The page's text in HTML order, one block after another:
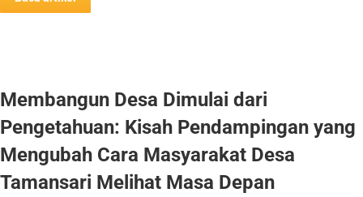
Membangun Desa Dimulai dari
Pengetahuan: Kisah Pendampingan yang
Mengubah Cara Masyarakat Desa
Tamansari Melihat Masa Depan